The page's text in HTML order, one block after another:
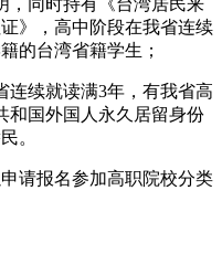
，同时持有《台湾居民来
》，高中阶段在我省连续
的台湾省籍学生；
连续就读满3年，有我省高
和国外国人永久居留身份
。
请报名参加高职院校分类